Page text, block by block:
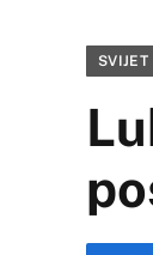
SVIJET